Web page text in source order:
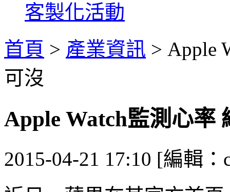
客製化活動
首頁 > 產業資訊 > Apple
可沒
Apple Watch監測心率
2015-04-21 17:10 [編輯：